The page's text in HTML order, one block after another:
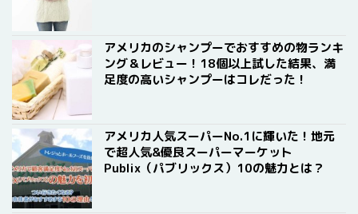
アメリカのシャンプーでおすすめの物ランキ
ング＆レビュー！18個以上試した結果、満
足度の高いシャンプーはコレだった！
アメリカ人気スーパーNo.1に輝いた！地元
で超人気&優良スーパーマーケット
Publix（パブリックス）10の魅力とは？